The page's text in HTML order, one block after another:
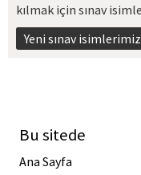
kılmak için sınav
Yeni sınav
Bu sitede
Ana Sayfa